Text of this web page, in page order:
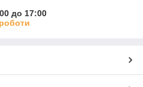
до 17:00